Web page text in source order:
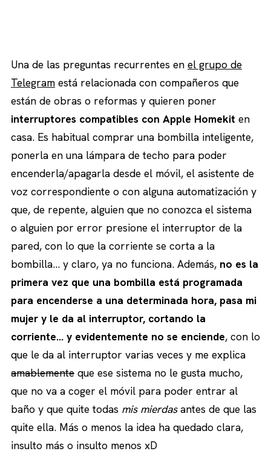
Una de las preguntas recurrentes en el grupo de
Telegram está relacionada con compañeros que
están de obras o reformas y quieren poner
interruptores compatibles con Apple Homekit en
casa. Es habitual comprar una bombilla inteligente,
ponerla en una lámpara de techo para poder
encenderla/apagarla desde el móvil, el asistente de
voz correspondiente o con alguna automatización y
que, de repente, alguien que no conozca el sistema
o alguien por error presione el interruptor de la
pared, con lo que la corriente se corta a la
bombilla… y claro, ya no funciona. Además, no es la
primera vez que una bombilla está programada
para encenderse a una determinada hora, pasa mi
mujer y le da al interruptor, cortando la
corriente… y evidentemente no se enciende, con lo
que le da al interruptor varias veces y me explica
amablemente que ese sistema no le gusta mucho,
que no va a coger el móvil para poder entrar al
baño y que quite todas mis mierdasantes de que las
quite ella. Más o menos la idea ha quedado clara,
insulto más o insulto menos xD